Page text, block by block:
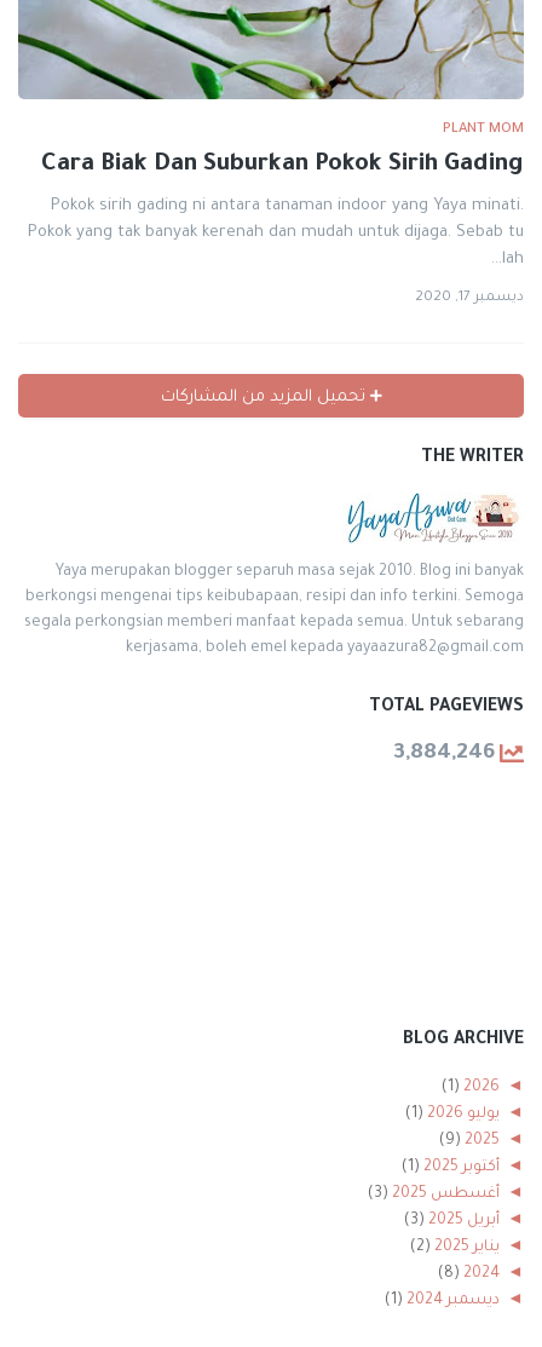
PLANT MOM
Cara Biak Dan Suburkan Pokok Sirih Gading
Pokok sirih gading ni antara tanaman indoor yang Yaya minati.
Pokok yang tak banyak kerenah dan mudah untuk dijaga. Sebab tu
lah…
ديسمبر 17, 2020
تحميل المزيد من المشاركات
THE WRITER
Yaya merupakan blogger separuh masa sejak 2010. Blog ini banyak
berkongsi mengenai tips keibubapaan, resipi dan info terkini. Semoga
segala perkongsian memberi manfaat kepada semua. Untuk sebarang
kerjasama, boleh emel kepada yayaazura82@gmail.com
TOTAL PAGEVIEWS
3,884,246
BLOG ARCHIVE
◄
2026
(1)
◄ يوليو 2026
(1)
◄
2025
(9)
◄ أكتوبر 2025
(1)
◄ أغسطس 2025
(3)
◄ أبريل 2025
(3)
◄ يناير 2025
(2)
◄
2024
(8)
◄ ديسمبر 2024
(1)